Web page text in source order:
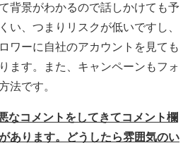
背景がわかるので話しかけても予
い、つまりリスクが低いですし、
ワーに自社のアカウントを見ても
ます。また、キャンペーンもフォ
法です。
なコメントをしてきてコメント欄
あります。どうしたら雰囲気のい